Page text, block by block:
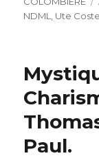
NDML
Ute
Paul.